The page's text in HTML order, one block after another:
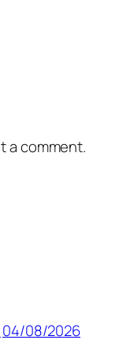
a comment.
04/08/2026